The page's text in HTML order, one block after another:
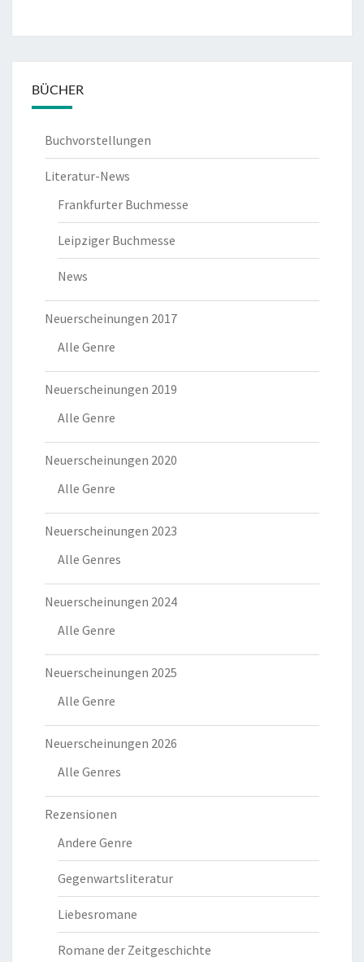
BÜCHER
Buchvorstellungen
Literatur-News
Frankfurter Buchmesse
Leipziger Buchmesse
News
Neuerscheinungen 2017
Alle Genre
Neuerscheinungen 2019
Alle Genre
Neuerscheinungen 2020
Alle Genre
Neuerscheinungen 2023
Alle Genres
Neuerscheinungen 2024
Alle Genre
Neuerscheinungen 2025
Alle Genre
Neuerscheinungen 2026
Alle Genres
Rezensionen
Andere Genre
Gegenwartsliteratur
Liebesromane
Romane der Zeitgeschichte